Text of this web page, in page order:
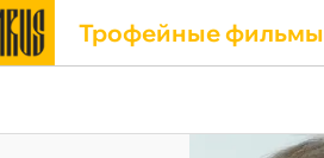
Трофейные фильмы